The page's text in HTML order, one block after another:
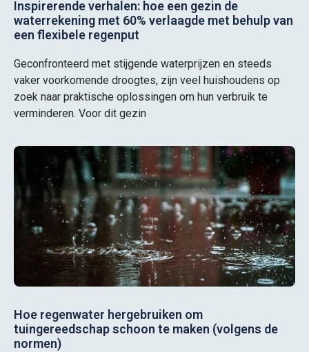
Inspirerende verhalen: hoe een gezin de
waterrekening met 60% verlaagde met behulp van
een flexibele regenput
Geconfronteerd met stijgende waterprijzen en steeds
vaker voorkomende droogtes, zijn veel huishoudens op
zoek naar praktische oplossingen om hun verbruik te
verminderen. Voor dit gezin
Hoe regenwater hergebruiken om
tuingereedschap schoon te maken (volgens de
normen)